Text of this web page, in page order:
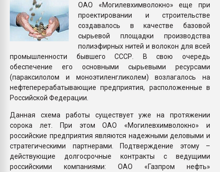
ОАО «Могилевхимволокно» еще при
проектировании и строительстве
создавалось в качестве базовой
сырьевой площадки производства
полиэфирных нитей и волокон для всей
промышленности бывшего СССР. В свою очередь
обеспечение его основными сырьевыми ресурсами
(параксилолом и моноэтиленгликолем) возлагалось на
нефтеперерабатывающие предприятия, расположенные в
Российской Федерации.
Данная схема работы существует уже на протяжении
сорока лет. При этом ОАО «Могилевхимволокно» и
российские предприятия являются надежными деловыми и
стратегическими партнерами. Подтверждение этому –
действующие долгосрочные контракты с ведущими
российскими компаниями: ОАО «Газпром нефть»